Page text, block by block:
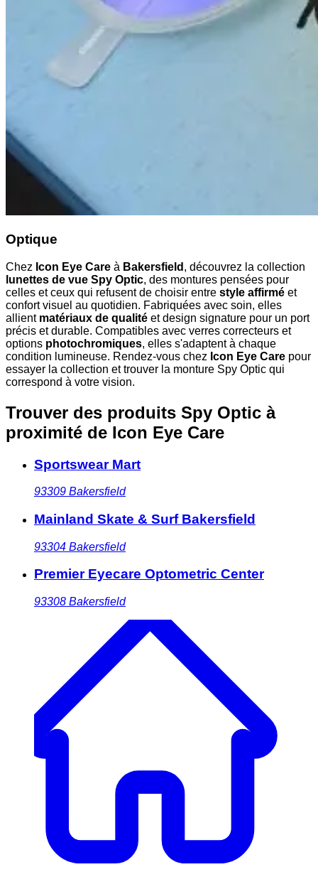
Optique
Chez Icon Eye Care à Bakersfield , découvrez la collection
lunettes de vue Spy Optic, des montures pensées pour
celles et ceux qui refusent de choisir entre style affirmé et
confort visuel au quotidien. Fabriquées avec soin, elles
allient matériaux de qualité et design signature pour un port
précis et durable. Compatibles avec verres correcteurs et
options photochromiques, elles s'adaptent à chaque
condition lumineuse. Rendez-vous chez Icon Eye Care pour
essayer la collection et trouver la monture Spy Optic qui
correspond à votre vision.
Trouver des produits Spy Optic à
proximité de Icon Eye Care
Sportswear Mart
93309 Bakersfield
Mainland Skate & Surf Bakersfield
93304 Bakersfield
Premier Eyecare Optometric Center
93308 Bakersfield